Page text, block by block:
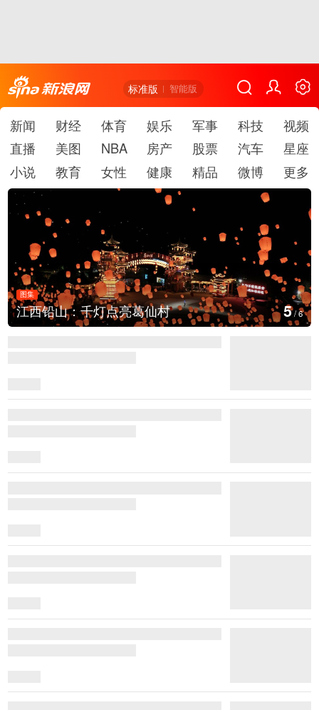
标准版 智能版
新闻 财经 体育 娱乐 军事 科技
视频
直播
美图 NBA 房产 股票 汽车
星座
小说
教育 女性 健康 精品 微博 更多
图集
江西铅山：千灯点亮葛仙村 5/6